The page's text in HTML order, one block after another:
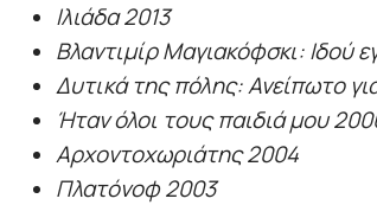
Ιλιάδα 2013
Βλαντιμίρ Μαγιακόφσκι: Ιδού
Δυτικά της πόλης: Ανείπωτο
Ήταν όλοι τους παιδιά μου
Αρχοντοχωριάτης 2004
Πλατόνοφ 2003